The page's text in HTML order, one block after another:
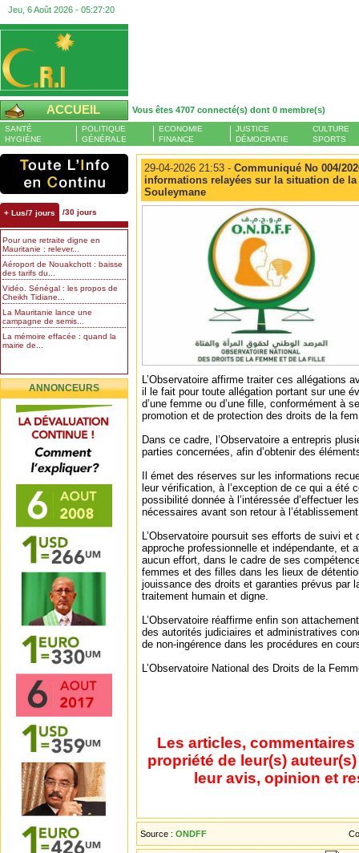
Jeu, 6 Août 2026 - 05:27:20
ACCUEIL Vous êtes 4707 connecté(s) dont 0 membre(s)
SANTÉ
HYGIÈNE
POLITIQUE
GÉNÉRALE
ECONOMIE
FINANCE
JUSTICE
DÉMOCRATIE
CULTURE
SPORTS
+ Lus/7 jours /30 jours
Pour une retraite digne en
Mauritanie : relever...
Aéroport de Nouakchott : baisse
des tarifs du...
Vidéo. Sénégal : les propos de
Cheikh Tidiane...
La Mauritanie lance une
campagne de semis...
La mémoire effacée : quand la
mairie de...
ANNONCEURS
29-04-2026 21:53 - Communiqué No 004/
informations relayées sur la situation de la
Souleymane
L’Observatoire affirme traiter ces allégations
il le fait pour toute allégation portant sur une
d’une femme ou d’une fille, conformément à
promotion et de protection des droits de la
Dans ce cadre, l’Observatoire a entrepris
parties concernées, afin d’obtenir des
Il émet des réserves sur les informations
leur vérification, à l’exception de ce qui a été
possibilité donnée à l’intéressée d’effectuer
nécessaires avant son retour à
L’Observatoire poursuit ses efforts de suivi et
approche professionnelle et indépendante, et
aucun effort, dans le cadre de ses
femmes et des filles dans les lieux de
jouissance des droits et garanties prévus par
traitement humain et digne.
L’Observatoire réaffirme enfin son
des autorités judiciaires et administratives
de non-ingérence dans les procédures en
L’Observatoire National des Droits de la
Les articles,
propriété de leur(s)
leur avis, opinion et
Source : ONDFF